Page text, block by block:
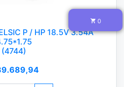
P / HP 18.5V 3.54A
(4744)
0